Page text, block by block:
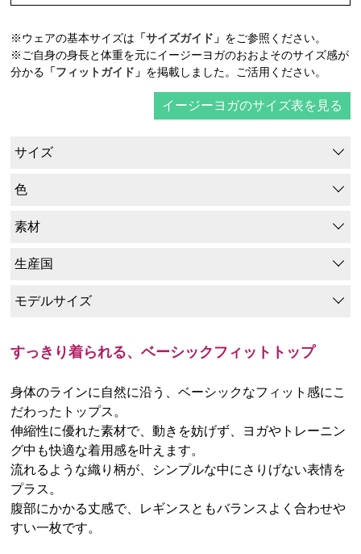
※ウェアの基本サイズは 「サイズガイド」 をご参照ください。
※ご自身の身長と体重を元にイージーヨガのおおよそのサイズ感が
分かる 「フィットガイド」 を掲載しました。ご活用ください。
イージーヨガのサイズ表を見る
サイズ
色
素材
生産国
モデルサイズ
すっきり着られる、ベーシックフィットトップ
身体のラインに自然に沿う、ベーシックなフィット感にこ
だわったトップス。
伸縮性に優れた素材で、動きを妨げず、ヨガやトレーニン
グ中も快適な着用感を叶えます。
流れるような織り柄が、シンプルな中にさりげない表情を
プラス。
腹部にかかる丈感で、レギンスともバランスよく合わせや
すい一枚です。